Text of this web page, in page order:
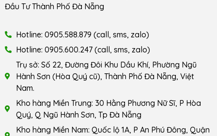
Đầu Tư Thành Phố Đà Nẵng
Hotline: 0905.588.879 (call, sms, zalo)
Hotline: 0905.600.247 (call, sms, zalo)
Trụ sở: Số 22, Đường Đôi Khu Dầu Khí, Phường Ngũ
Hành Sơn (Hòa Quý cũ), Thành Phố Đà Nẵng, Việt
Nam.
Kho hàng Miền Trung: 30 Hằng Phương Nữ Sĩ, P Hòa
Quý, Q Ngũ Hành Sơn, Tp Đà Nẵng
Kho hàng Miền Nam: Quốc lộ 1A, P An Phú Đông, Quận